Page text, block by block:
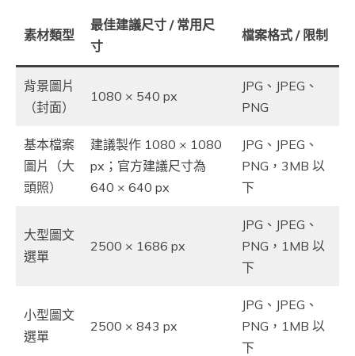
素材類型
最佳建議尺寸 / 常用尺
寸
檔案格式 / 限制
背景圖片
（封面）
1080 × 540 px
JPG、JPEG、
PNG
基本檔案
圖片（大
頭照）
建議製作 1080 × 1080
px；官方建議尺寸為
640 × 640 px
JPG、JPEG、
PNG，3MB 以
下
大型圖文
選單
2500 × 1686 px
JPG、JPEG、
PNG，1MB 以
下
小型圖文
選單
2500 × 843 px
JPG、JPEG、
PNG，1MB 以
下